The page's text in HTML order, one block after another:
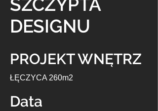
SZCZYPTA
DESIGNU
PROJEKT WNĘTRZ
ŁĘCZYCA 260m2
Data